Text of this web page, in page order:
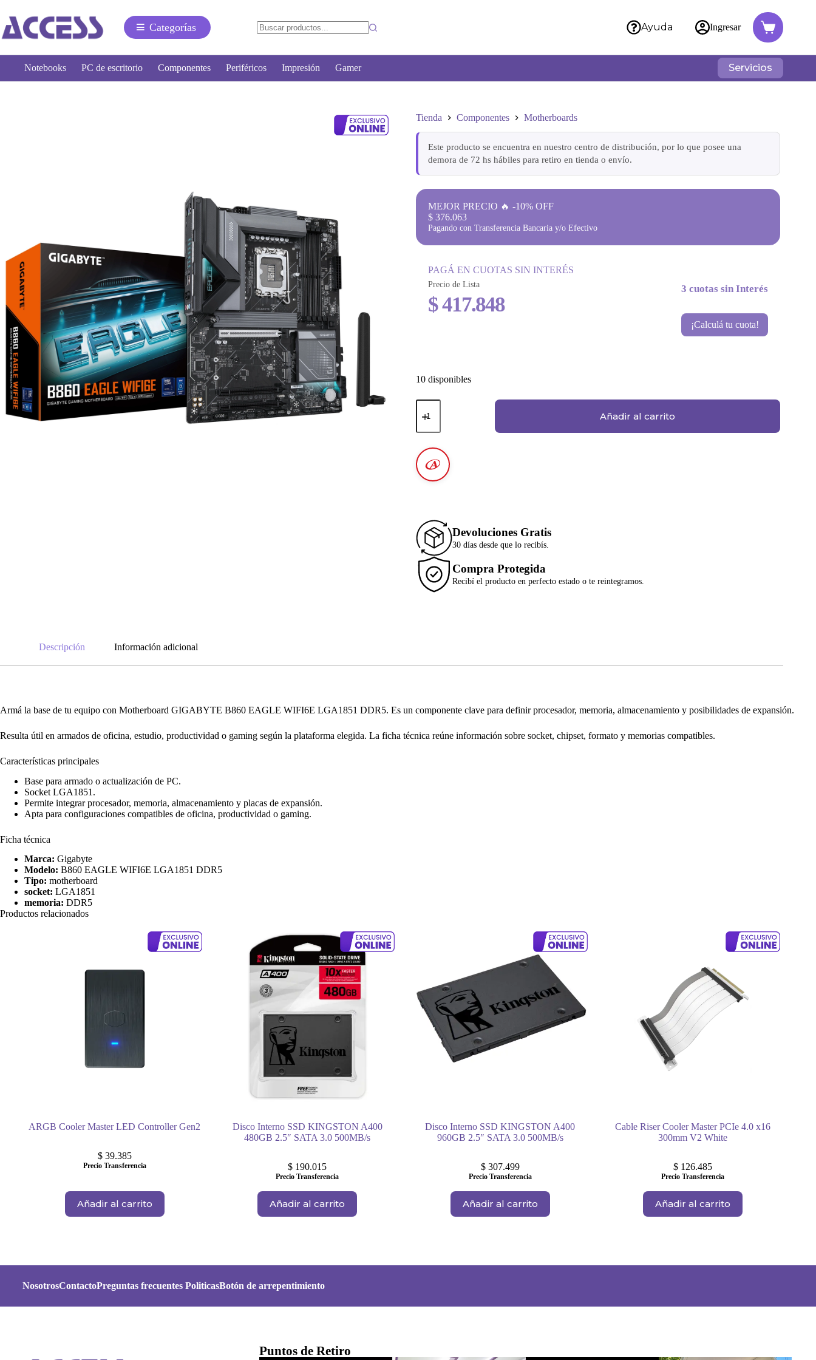
Categorías Ayuda Ingresar
Notebooks PC de escritorio Componentes Periféricos Impresión Gamer Servicios
Tienda Componentes Motherboards
Este producto se encuentra en nuestro centro de distribución, por lo que posee una
demora de 72 hs hábiles para retiro en tienda o envío.
MEJOR PRECIO 🔥 -10% OFF
$ 376.063
Pagando con Transferencia Bancaria y/o Efectivo
PAGÁ EN CUOTAS SIN INTERÉS
Precio de Lista
$417.848
3 cuotas sin Interés
¡Calculá tu cuota!
10 disponibles
Añadir al carrito
Devoluciones Gratis
30 días desde que lo recibís.
Compra Protegida
Recibí el producto en perfecto estado o te reintegramos.
Descripción Información adicional
Armá la base de tu equipo con Motherboard GIGABYTE B860 EAGLE WIFI6E LGA1851 DDR5. Es un componente clave para definir procesador, memoria, almacenamiento y posibilidades de expansión.
Resulta útil en armados de oficina, estudio, productividad o gaming según la plataforma elegida. La ficha técnica reúne información sobre socket, chipset, formato y memorias compatibles.
Características principales
Base para armado o actualización de PC.
Socket LGA1851.
Permite integrar procesador, memoria, almacenamiento y placas de expansión.
Apta para configuraciones compatibles de oficina, productividad o gaming.
Ficha técnica
Marca: Gigabyte
Modelo: B860 EAGLE WIFI6E LGA1851 DDR5
Tipo: motherboard
socket: LGA1851
memoria: DDR5
Productos relacionados
ARGB Cooler Master LED Controller Gen2
$39.385
Precio Transferencia
Añadir al carrito
Disco Interno SSD KINGSTON A400
480GB 2.5″ SATA 3.0 500MB/s
$ 190.015
Precio Transferencia
Añadir al carrito
Disco Interno SSD KINGSTON A400
960GB 2.5″ SATA 3.0 500MB/s
$307.499
Precio Transferencia
Añadir al carrito
Cable Riser Cooler Master PCIe 4.0 x16
300mm V2 White
$ 126.485
Precio Transferencia
Añadir al carrito
NosotrosContactoPreguntas frecuentes PoliticasBotón de arrepentimiento
Puntos de Retiro